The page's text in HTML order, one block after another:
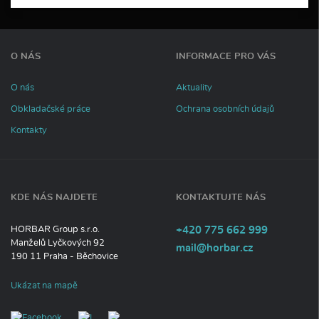
O NÁS
O nás
Obkladačské práce
Kontakty
INFORMACE PRO VÁS
Aktuality
Ochrana osobních údajů
KDE NÁS NAJDETE
HORBAR Group s.r.o.
Manželů Lyčkových 92
190 11 Praha - Běchovice
Ukázat na mapě
KONTAKTUJTE NÁS
Telefon:
+420 775 662 999
E-
mail@horbar.cz